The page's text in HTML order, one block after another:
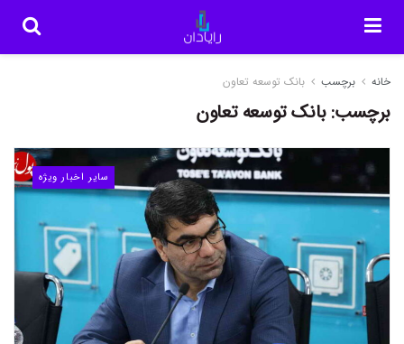
خانه برچسب بانک توسعه تعاون
برچسب:بانک توسعه تعاون
سایر اخبار ویژه